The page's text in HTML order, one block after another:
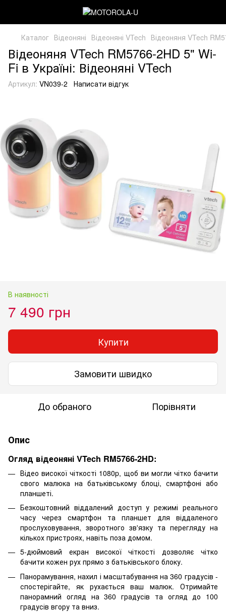
Каталог Відеоняні Відеоняні VTech Відеоняня VTech
Відеоняня VTech RM5766-2HD 5" Wi-
Fi в Україні: Відеоняні VTech
Артикул: VN039-2 Написати відгук
В наявності
7 490 грн
Купити
Замовити швидко
До обраного Порівняти
Опис
Огляд відеоняні VTech RM5766-2HD:
Відео високої чіткості 1080p, щоб ви могли чітко бачити
свого малюка на батьківському блоці, смартфоні або
планшеті.
Безкоштовний віддалений доступ у режимі реального
часу через смартфон та планшет для віддаленого
прослуховування, зворотного зв'язку та перегляду на
кількох пристроях, навіть поза домом.
5-дюймовий екран високої чіткості дозволяє чітко
бачити кожен рух прямо з батьківського блоку.
Панорамування, нахил і масштабування на 360 градусів -
спостерігайте, як рухається ваш малюк. Отримайте
панорамний огляд на 360 градусів та огляд до 100
градусів вгору та вниз.